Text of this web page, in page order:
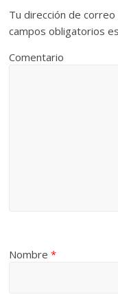
Tu dirección de
campos obligatorios
Comentario
Nombre*